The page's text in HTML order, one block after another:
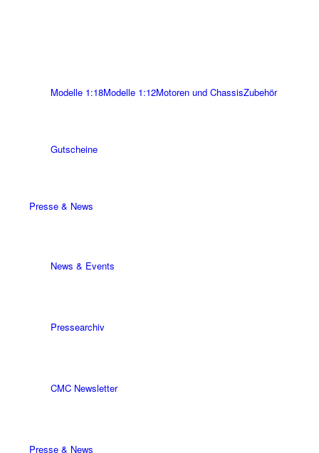
Modelle 1:18Modelle 1:12Motoren und ChassisZubehör
Gutscheine
Presse & News
News & Events
Pressearchiv
CMC Newsletter
Presse & News